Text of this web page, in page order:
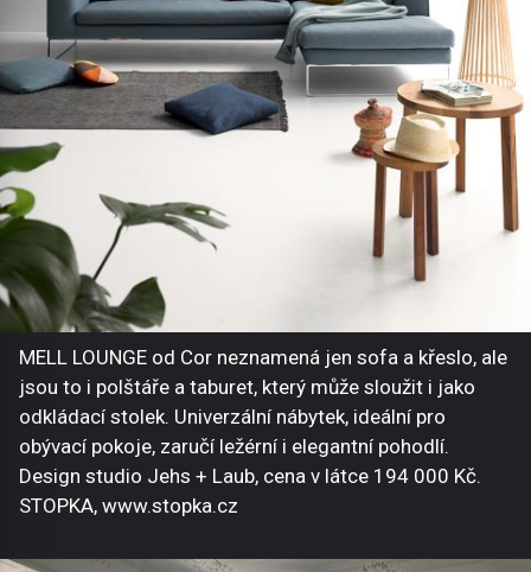
MELL LOUNGE od Cor neznamená jen sofa a křeslo, ale
jsou to i polštáře a taburet, který může sloužit i jako
odkládací stolek. Univerzální nábytek, ideální pro
obývací pokoje, zaručí ležérní i elegantní pohodlí.
Design studio Jehs + Laub, cena v látce 194 000 Kč.
STOPKA, www.stopka.cz